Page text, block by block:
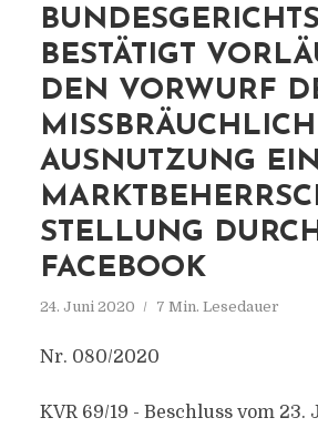
BESTÄTIGT
DEN VORWURF
AUSNUTZUNG
STELLUNG
FACEBOOK
24. Juni 2020 7 Min. Lesedauer
Nr. 080/2020
KVR 69/19 - Beschluss vom 23.